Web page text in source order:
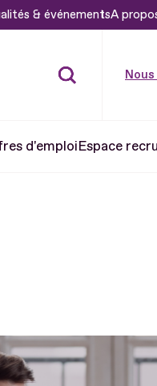
& événementsA
d'emploiEspace